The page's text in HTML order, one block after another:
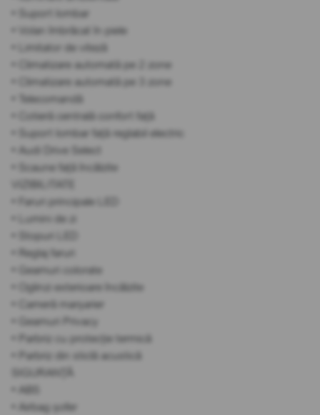
• Suport lombar
• Volan îmbrăcat în piele
• Limitator de viteză
• Climatizare automată pe 2 zone
• Climatizare automată pe 3 zone
• Telecomandă
• Cotieră centrală confort față
• Suport lombar față reglabil electric
• Audi Drive Select
• Scaune față încălzite
VIZIBILITATE
• Faruri principale LED
• Lumini de zi
• Stopuri LED
• Reglaj faruri
• Geamuri colorate
• Oglinzi exterioare încălzite
• Cameră marșarier
• Geamuri Privacy
• Parbriz cu protecție termică
• Parbriz din sticlă acustică
SIGURANȚĂ
• ABS
• Airbag șofer